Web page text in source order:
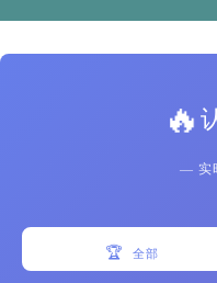
🔥
— 实
🏆 全部